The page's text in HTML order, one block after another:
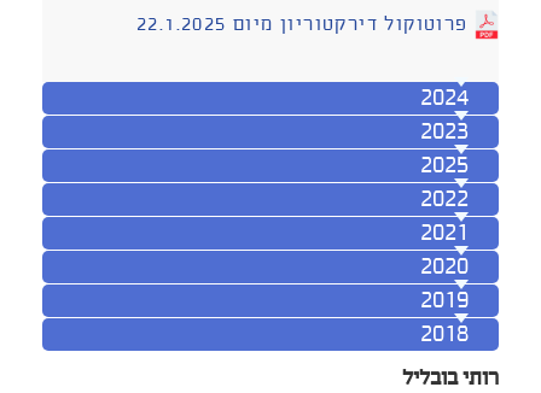
פרוטוקול דירקטוריון מיום 22.1.2025
2024
2023
2025
2022
2021
2020
2019
2018
רותי בובליל